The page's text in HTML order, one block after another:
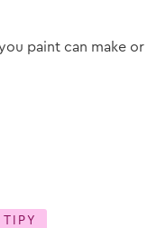
paint can make or
TIPY